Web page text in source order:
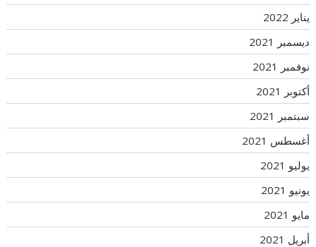
يناير 2022
ديسمبر 2021
نوفمبر 2021
أكتوبر 2021
سبتمبر 2021
أغسطس 2021
يوليو 2021
يونيو 2021
مايو 2021
أبريل 2021